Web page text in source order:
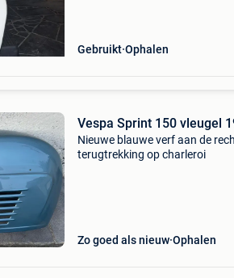
Gebruikt Ophalen
Vespa Sprint 150 vleugel
Nieuwe blauwe verf aan de
terugtrekking op charleroi
Zo goed als nieuw Ophalen